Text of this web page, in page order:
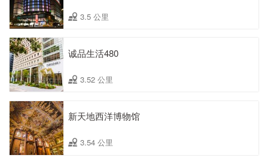
3.5 公里
诚品生活480
3.52 公里
新天地西洋博物馆
3.54 公里